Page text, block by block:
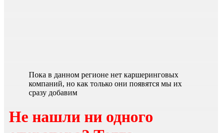
Пока в данном регионе нет каршеринговых
компаний, но как только они появятся мы их
сразу добавим
Не нашли ни одного